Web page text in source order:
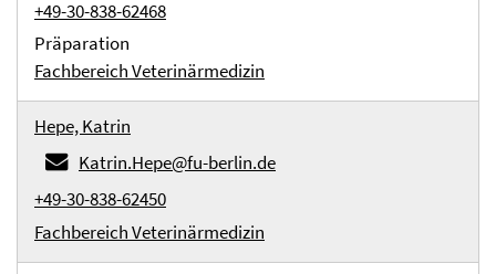
+49-30-838-62468
Präparation
Fachbereich Veterinärmedizin
Hepe, Katrin
Katrin.Hepe@fu-berlin.de
+49-30-838-62450
Fachbereich Veterinärmedizin